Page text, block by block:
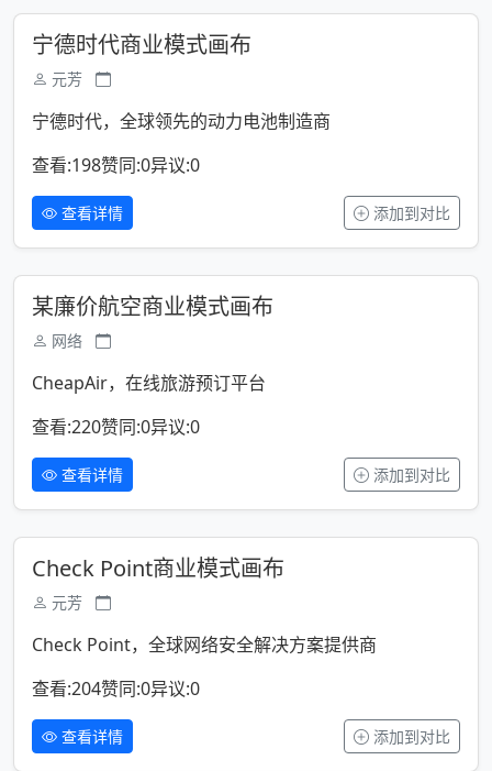
宁德时代商业模式画布
元芳
宁德时代，全球领先的动力电池制造商
查看:198赞同:0异议:0
查看详情 添加到对比
某廉价航空商业模式画布
网络
CheapAir，在线旅游预订平台
查看:220赞同:0异议:0
查看详情 添加到对比
Check Point商业模式画布
元芳
Check Point，全球网络安全解决方案提供商
查看:204赞同:0异议:0
查看详情 添加到对比